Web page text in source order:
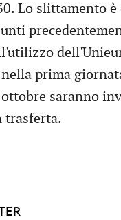
Lo slittamento è
prima
saranno
trasferta.